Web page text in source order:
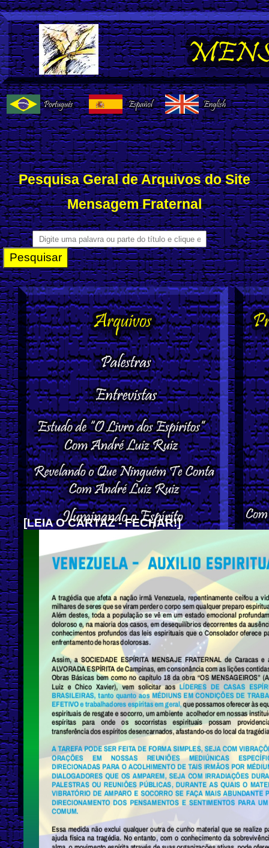
[LEIA O CARTAZ - FECHAR!]
Pesquisa Geral de Arquivosdo Site
Mensagem Fraternal
Pesquisar